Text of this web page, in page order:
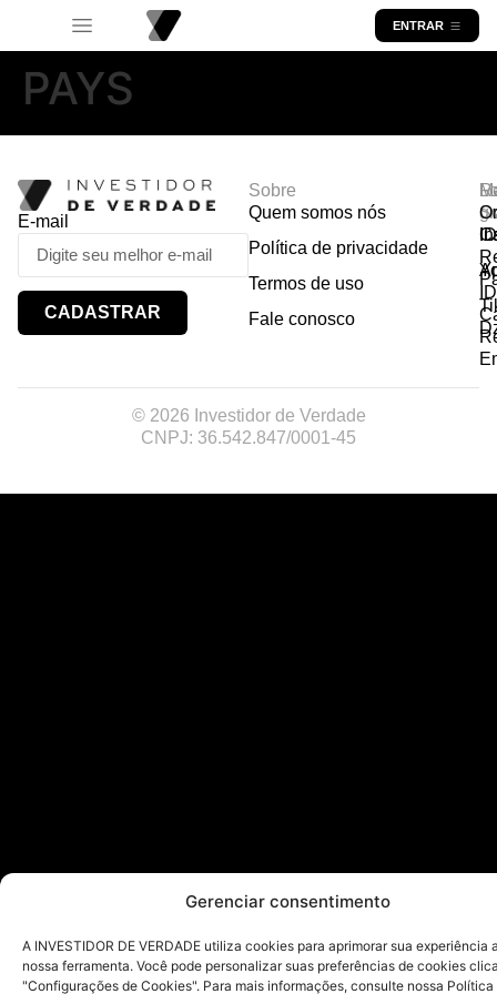
Gerenciar consentimento
A INVESTIDOR DE VERDADE utiliza cookies para aprimorar sua experiência
nossa ferramenta. Você pode personalizar suas preferências de cookies
"Configurações de Cookies". Para mais informações, consulte nossa Política
ENTRAR
PAYS
E-mail
CADASTRAR
Sobre
Quem somos nós
Política de privacidade
Termos de uso
Fale conosco
© 2026 Investidor de Verdade
CNPJ: 36.542.847/0001-45